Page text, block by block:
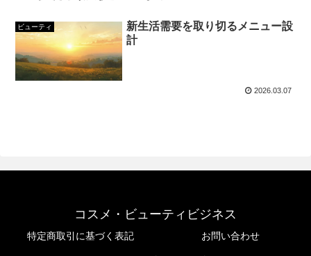
ビューティ
新生活需要を取り切るメニュー設
計
2026.03.07
コスメ・ビューティビジネス
特定商取引に基づく表記 お問い合わせ